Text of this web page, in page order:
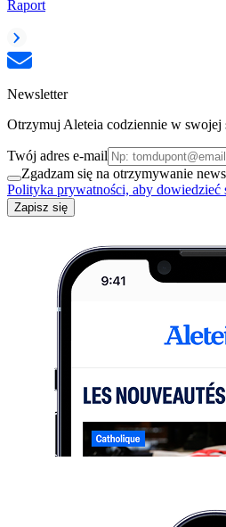
Raport
Newsletter
Otrzymuj Aleteia codziennie w swojej
Twój adres e-mail
Zgadzam się na otrzymywanie
Polityka prywatności, aby dowiedzieć
Zapisz się